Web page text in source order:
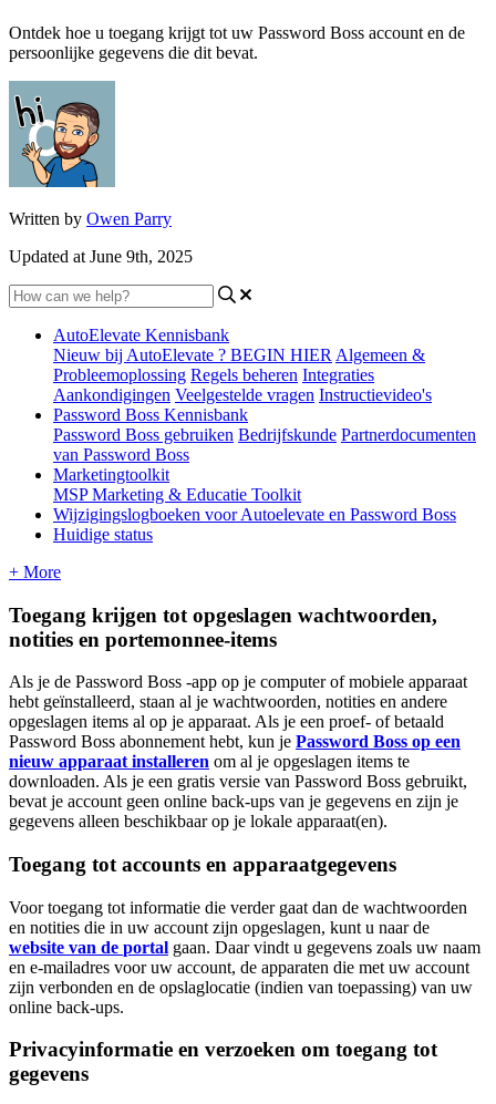
Ontdek hoe u toegang krijgt tot uw Password Boss account en de
persoonlijke gegevens die dit bevat.
Written by Owen Parry
Updated at June 9th, 2025
AutoElevate Kennisbank
Nieuw bij AutoElevate ? BEGIN HIER Algemeen &
Probleemoplossing Regels beheren Integraties
Aankondigingen Veelgestelde vragen Instructievideo's
Password Boss Kennisbank
Password Boss gebruiken Bedrijfskunde Partnerdocumenten
van Password Boss
Marketingtoolkit
MSP Marketing & Educatie Toolkit
Wijzigingslogboeken voor Autoelevate en Password Boss
Huidige status
+ More
Toegang krijgen tot opgeslagen wachtwoorden,
notities en portemonnee-items
Als je de Password Boss -app op je computer of mobiele apparaat
hebt geïnstalleerd, staan al je wachtwoorden, notities en andere
opgeslagen items al op je apparaat. Als je een proef- of betaald
Password Boss abonnement hebt, kun je Password Boss op een
nieuw apparaat installeren om al je opgeslagen items te
downloaden. Als je een gratis versie van Password Boss gebruikt,
bevat je account geen online back-ups van je gegevens en zijn je
gegevens alleen beschikbaar op je lokale apparaat(en).
Toegang tot accounts en apparaatgegevens
Voor toegang tot informatie die verder gaat dan de wachtwoorden
en notities die in uw account zijn opgeslagen, kunt u naar de
website van de portal gaan. Daar vindt u gegevens zoals uw naam
en e-mailadres voor uw account, de apparaten die met uw account
zijn verbonden en de opslaglocatie (indien van toepassing) van uw
online back-ups.
Privacyinformatie en verzoeken om toegang tot
gegevens